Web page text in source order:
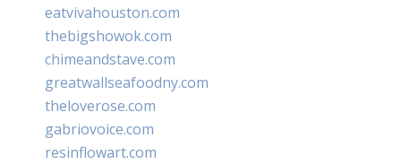
eatvivahouston.com
thebigshowok.com
chimeandstave.com
greatwallseafoodny.com
theloverose.com
gabriovoice.com
resinflowart.com